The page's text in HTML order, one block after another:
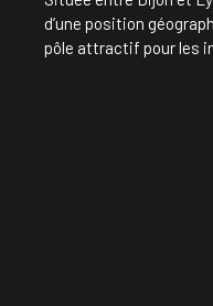
d’une position
pôle attractif pour les